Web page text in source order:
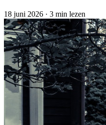
18 juni 2026 · 3 min lezen